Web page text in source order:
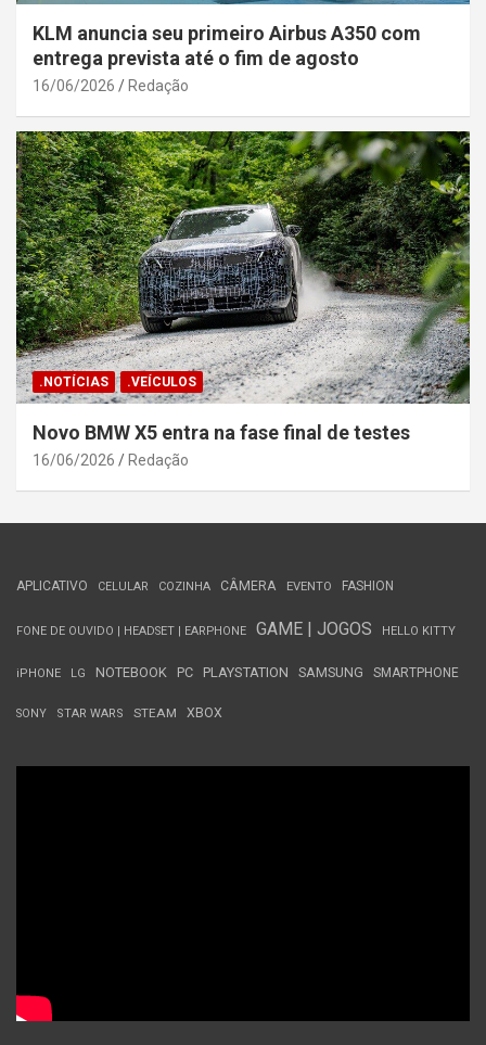
KLM anuncia seu primeiro Airbus A350 com
entrega prevista até o fim de agosto
16/06/2026 Redação
.NOTÍCIAS .VEÍCULOS
Novo BMW X5 entra na fase final de testes
16/06/2026 Redação
APLICATIVO CELULAR COZINHA CÂMERA EVENTO FASHION
FONE DE OUVIDO | HEADSET | EARPHONE GAME | JOGOS HELLO KITTY
iPHONE LG NOTEBOOK PC PLAYSTATION SAMSUNG SMARTPHONE
SONY STAR WARS STEAM XBOX